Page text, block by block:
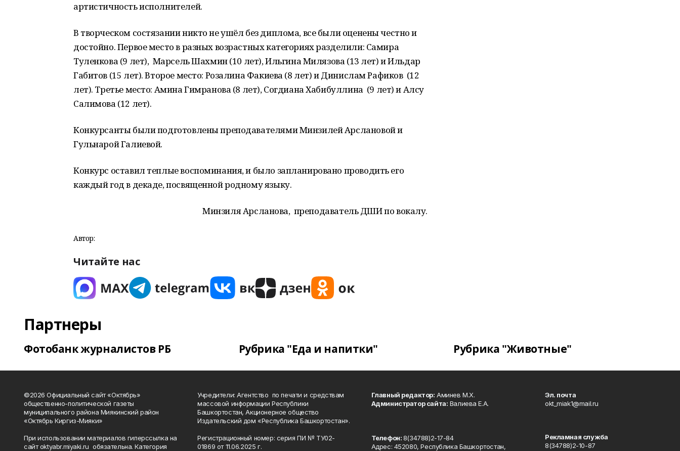
артистичность исполнителей.
В творческом состязании никто не ушёл без диплома, все были оценены честно и
достойно. Первое место в разных возрастных категориях разделили: Самира
Туленкова (9 лет), Марсель Шахмин (10 лет), Ильгина Милязова (13 лет) и Ильдар
Габитов (15 лет). Второе место: Розалина Факиева (8 лет) и Динислам Рафиков (12
лет). Третье место: Амина Гимранова (8 лет), Согдиана Хабибуллина (9 лет) и Алсу
Салимова (12 лет).
Конкурсанты были подготовлены преподавателями Минзилей Арслановой и
Гульнарой Галиевой.
Конкурс оставил теплые воспоминания, и было запланировано проводить его
каждый год в декаде, посвященной родному языку.
Минзиля Арсланова, преподаватель ДШИ по вокалу.
Автор:
Читайте нас
Партнеры
Фотобанк журналистов РБ Рубрика "Еда и напитки" Рубрика "Животные"
©2026 Официальный сайт «Октябрь»
общественно-политической газеты
муниципального района Миякинский район
«Октябрь Киргиз-Мияки»
При использовании материалов гиперссылка на
сайт oktyabr.miyaki.ru обязательна. Категория
Учредители: Агентство по печати и средствам
массовой информации Республики
Башкортостан, Акционерное общество
Издательский дом «Республика Башкортостан».
Регистрационный номер: серия ПИ № ТУ02-
01869 от 11.06.2025 г.
Главный редактор: Аминев М.Х.
Администратор сайта: Валиева Е.А.
Телефон:8(34788)2-17-84
Адрес: 452080, Республика Башкортостан,
Эл. почта
okt_miak1@mail.ru
Рекламная служба
8(34788)2-10-87